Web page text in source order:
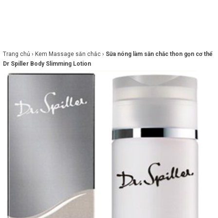
FEATURED BRAND
Trang chủ › Kem Massage săn chắc › Sữa nóng làm săn chắc thon gọn cơ thể
Dr Spiller Body Slimming Lotion